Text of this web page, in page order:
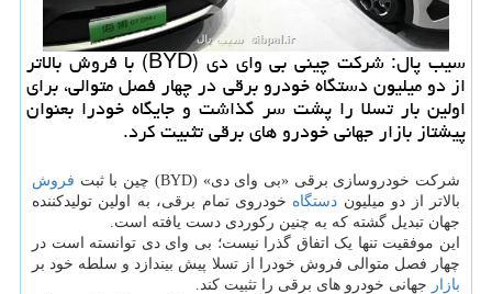
سیب پال: شرکت چینی بی وای دی (BYD) با فروش بالاتر
از دو میلیون دستگاه خودرو برقی در چهار فصل متوالی، برای
اولین بار تسلا را پشت سر گذاشت و جایگاه خودرا بعنوان
پیشتاز بازار جهانی خودرو های برقی تثبیت کرد.
شرکت خودروسازی برقی «بی وای دی» (BYD) چین با ثبت
فروش
بالاتر از دو میلیون دستگاه خودروی تمام برقی، به اولین تولیدکننده
جهان تبدیل گشته که به چنین رکوردی دست یافته است.
این موفقیت تنها یک اتفاق گذرا نیست؛ بی وای دی توانسته است در
چهار فصل متوالی فروش خودرا از تسلا پیش بیندازد و سلطه خود بر
بازار جهانی خودرو های برقی را تثبیت کند.